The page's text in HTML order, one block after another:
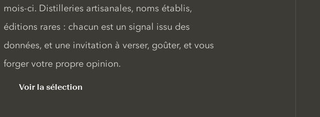
mois-ci. Distilleries artisanales, noms établis,
éditions rares : chacun est un signal issu des
données, et une invitation à verser, goûter, et vous
forger votre propre opinion.
Voir la sélection